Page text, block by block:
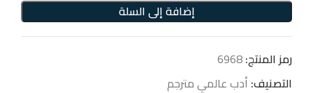
إضافة إلى السلة
رمز المنتج:6968
التصنيف: أدب عالمي مترجم